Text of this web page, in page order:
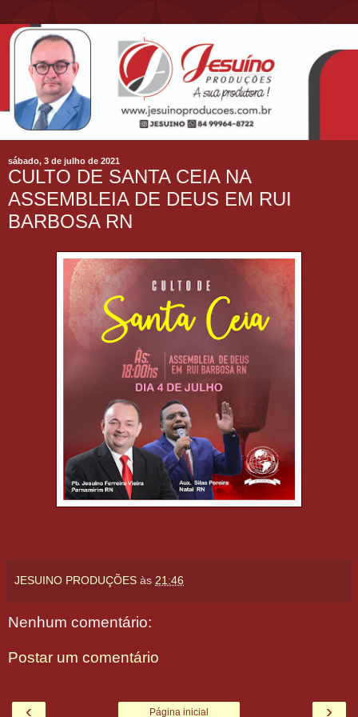
sábado, 3 de julho de 2021
CULTO DE SANTA CEIA NA
ASSEMBLEIA DE DEUS EM RUI
BARBOSA RN
JESUINO PRODUÇÕES às 21:46
Nenhum comentário:
Postar um comentário
‹ ›
Página inicial